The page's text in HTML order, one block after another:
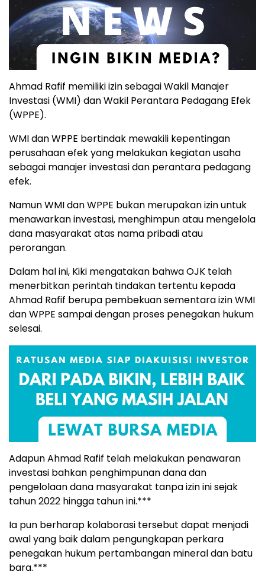
Ahmad Rafif memiliki izin sebagai Wakil Manajer
Investasi (WMI) dan Wakil Perantara Pedagang Efek
(WPPE).
WMI dan WPPE bertindak mewakili kepentingan
perusahaan efek yang melakukan kegiatan usaha
sebagai manajer investasi dan perantara pedagang
efek.
Namun WMI dan WPPE bukan merupakan izin untuk
menawarkan investasi, menghimpun atau mengelola
dana masyarakat atas nama pribadi atau
perorangan.
Dalam hal ini, Kiki mengatakan bahwa OJK telah
menerbitkan perintah tindakan tertentu kepada
Ahmad Rafif berupa pembekuan sementara izin WMI
dan WPPE sampai dengan proses penegakan hukum
selesai.
Adapun Ahmad Rafif telah melakukan penawaran
investasi bahkan penghimpunan dana dan
pengelolaan dana masyarakat tanpa izin ini sejak
tahun 2022 hingga tahun ini.***
Ia pun berharap kolaborasi tersebut dapat menjadi
awal yang baik dalam pengungkapan perkara
penegakan hukum pertambangan mineral dan batu
bara.***